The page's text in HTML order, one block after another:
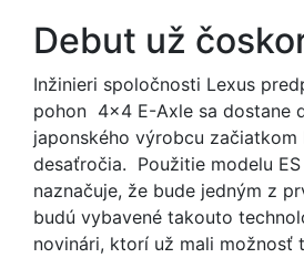
Debut už
Inžinieri spoločnosti Lexus
pohon 4x4 E-Axle sa dostane
japonského výrobcu začiatkom
desaťročia. Použitie modelu
naznačuje, že bude jedným z
budú vybavené takouto
novinári, ktorí už mali možnosť